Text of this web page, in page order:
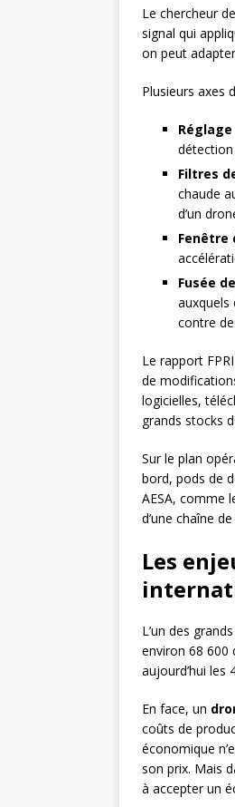
Le chercheur
signal qui
on peut
Plusieurs axes
détection
Filtres
chaude
d’un
Fenêtre
Fusée
auxquels
contre
Le rapport
de
logicielles,
grands stocks
Sur le plan
bord, pods de
AESA, comme
d’une chaîne
Les
L’un des
environ 68 600
aujourd’hui les
En face, un
coûts de
économique
son prix. Mais
à accepter un